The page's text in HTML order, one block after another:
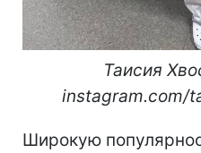
Таисия
instagram.com/
Широкую